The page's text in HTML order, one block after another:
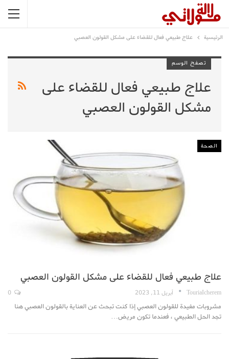
الرئيسية علاج طبيعي فعال للقضاء على مشكل القولون العصبي
تصفح الوسم
علاج طبيعي فعال للقضاء على
مشكل القولون العصبي
الصحة
علاج طبيعي فعال للقضاء على مشكل القولون العصبي
TouriaIcherem أبريل 11, 2023
مشروبات مفيدة للقولون العصبي إذا كنت تبحث عن العناية بالقولون العصبي هنا
تجد الحل الطبيعي ، فعندما تكون مريض…